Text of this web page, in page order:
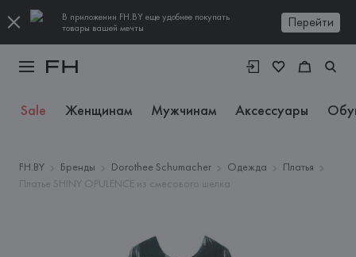
В приложении FH.BY еще удобнее покупать
товары вашей мечты
Перейти
Sale Женщинам Мужчинам Аксессуары
FH.BY Бренды Dorothee Schumacher Одежда
Платья
Платье SHINY OPULENCE из смесового шелка